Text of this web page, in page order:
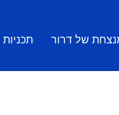
תכניות של דרור